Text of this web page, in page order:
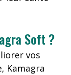
Soft ?
vos
Kamagra